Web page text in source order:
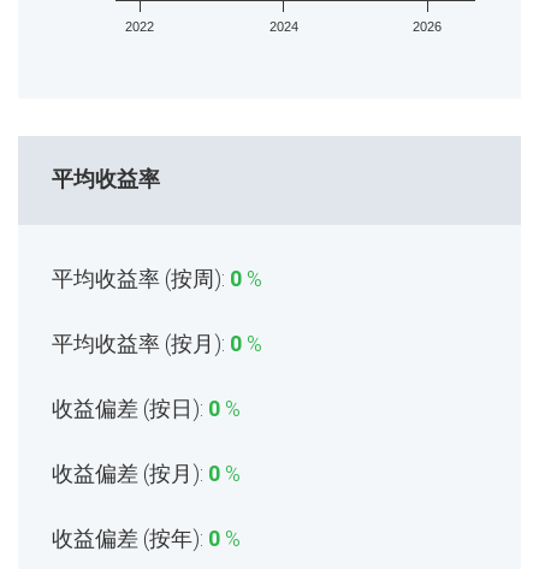
2022 2024 2026
平均收益率
平均收益率 (按周): 0 %
平均收益率 (按月): 0 %
收益偏差 (按日): 0 %
收益偏差 (按月): 0 %
收益偏差 (按年): 0 %